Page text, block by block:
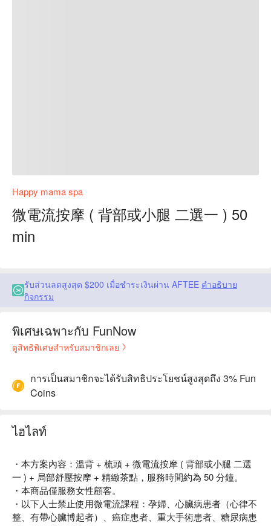
Happy mama spa
微電流按摩 ( 背部或小腿 二選一 ) 50
min
รับส่วนลดสูงสุด $200 เมื่อชำระเงินผ่าน AFTEE คำอธิบาย
กิจกรรม
พิเศษเฉพาะกับ FunNow
ดูสิทธิพิเศษสำหรับสมาชิกเลย
การเป็นสมาชิกจะได้รับสิทธิประโยชน์สูงสุดถึง 3% Fun
Coins
ไฮไลท์
・本方案內容：溫背 + 梳頭 + 微電流按摩 ( 背部或小腿 二選
一 ) + 局部舒壓按摩 + 精緻茶點，服務時間約為 50 分鐘。
・本商品僅服務女性顧客。
・以下人士禁止使用微電流課程：孕婦、心臟病患者（心律不
整、有帶心臟博起者）、癌症患者、重大手術患者、糖尿病患